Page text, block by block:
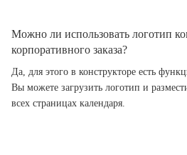
Можно ли использовать логотип
корпоративного заказа?
Да, для этого в конструкторе есть
Вы можете загрузить логотип и
всех страницах календаря.